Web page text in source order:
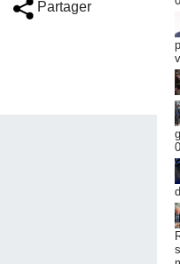
Partager